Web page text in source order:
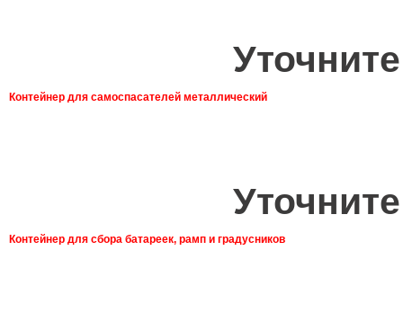
Контейнер для самоспасателей металлический
Контейнер для сбора батареек, рамп и градусников